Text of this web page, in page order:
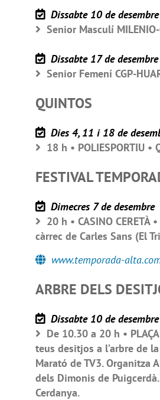
Dissabte 10 de desembre
Senior Masculí MILENIO-
Dissabte 17 de desembre
Senior Femení CGP-
QUINTOS
Dies 4, 11 i 18 de
18 h • POLIESPORTIU
FESTIVAL
Dimecres 7 de desembre
20 h • CASINO
càrrec de Carles Sans (El
www.temporada-
ARBRE DELS
Dissabte 10 de desembre
De 10.30 a 20 h •
teus desitjos a l’arbre de
Marató de TV3. Organitza
dels Dimonis de
Cerdanya.